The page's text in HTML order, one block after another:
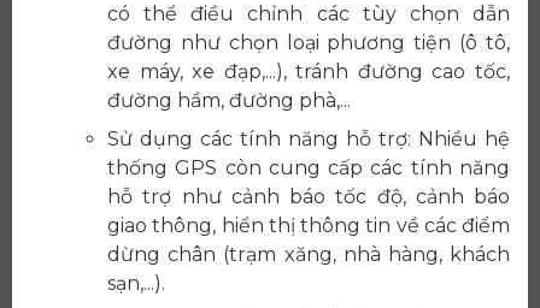
có thể điều chỉnh các tùy chọn dẫn
đường như chọn loại phương tiện (ô tô,
xe máy, xe đạp,...), tránh đường cao tốc,
đường hầm, đường phà,...
Sử dụng các tính năng hỗ trợ: Nhiều hệ
thống GPS còn cung cấp các tính năng
hỗ trợ như cảnh báo tốc độ, cảnh báo
giao thông, hiển thị thông tin về các điểm
dừng chân (trạm xăng, nhà hàng, khách
sạn,...).